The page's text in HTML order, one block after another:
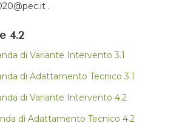
.
4.2
di Variante Intervento 3.1
di Adattamento Tecnico 3.1
di Variante Intervento 4.2
di Adattamento Tecnico 4.2